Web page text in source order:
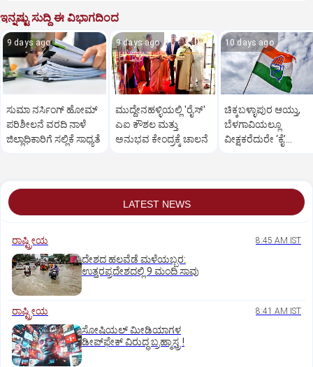
ಇನ್ನಷ್ಟು ಸುದ್ದಿ ಈ ವಿಭಾಗದಿಂದ
9 days ago
ಸುಮಾ ನರ್ಸಿಂಗ್ ಹೋಮ್
ಪರಿಶೀಲನೆ ವರದಿ ನಾಳೆ
ಜಿಲ್ಲಾಧಿಕಾರಿಗೆ ಸಲ್ಲಿಕೆ ಸಾಧ್ಯತೆ
9 days ago
ಮುದ್ದೇನಹಳ್ಳಿಯಲ್ಲಿ 'ರೈಸ್'
ಎಐ ಕೌಶಲ ಮತ್ತು
ಅನುಭವ ಕೇಂದ್ರಕ್ಕೆ ಚಾಲನೆ
10 days ago
ಚಿಕ್ಕಬಳ್ಳಾಪುರ ಆಯ್ತು,
ಬೆಳಗಾವಿಯಲ್ಲೂ
ವೀಕ್ಷಕರೆದುರೇ ‘ಕೈ’
LATEST NEWS
ರಾಷ್ಟ್ರೀಯ 8:45 AM IST
ದೇಶದ ಹಲವೆಡೆ ಮಳೆಯಬ್ಬರ:
ಉತ್ತರಪ್ರದೇಶದಲ್ಲಿ 9 ಮಂದಿ ಸಾವು
ರಾಷ್ಟ್ರೀಯ 8:41 AM IST
ಸೋಷಿಯಲ್‌ ಮೀಡಿಯಾಗಳ
ಡೀಪ್‌ಫೇಕ್‌ ವಿರುದ್ಧ ಬ್ರಹ್ಮಾಸ್ತ್ರ !